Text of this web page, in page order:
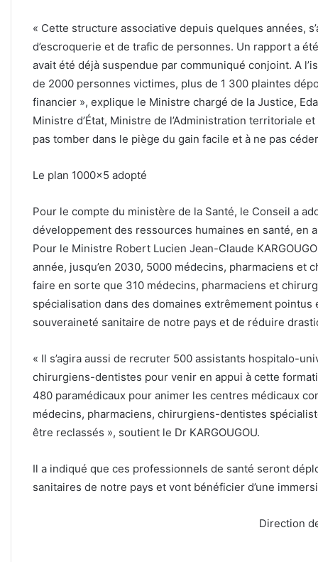
« Cette structure associative depuis quelques années,
d’escroquerie et de trafic de personnes. Un rapport a
avait été déjà suspendue par communiqué conjoint. A
de 2000 personnes victimes, plus de 1 300 plaintes
financier », explique le Ministre chargé de la Justice,
Ministre d’État, Ministre de l’Administration territoriale
pas tomber dans le piège du gain facile et à ne pas
Le plan 1000×5 adopté
Pour le compte du ministère de la Santé, le Conseil a
développement des ressources humaines en santé, en
Pour le Ministre Robert Lucien Jean-Claude
année, jusqu’en 2030, 5000 médecins, pharmaciens
faire en sorte que 310 médecins, pharmaciens et
spécialisation dans des domaines extrêmement
souveraineté sanitaire de notre pays et de réduire
« Il s’agira aussi de recruter 500 assistants hospitalo-
chirurgiens-dentistes pour venir en appui à cette
480 paramédicaux pour animer les centres médicaux
médecins, pharmaciens, chirurgiens-dentistes
être reclassés », soutient le Dr KARGOUGOU.
Il a indiqué que ces professionnels de santé seront
sanitaires de notre pays et vont bénéficier d’une
Direction